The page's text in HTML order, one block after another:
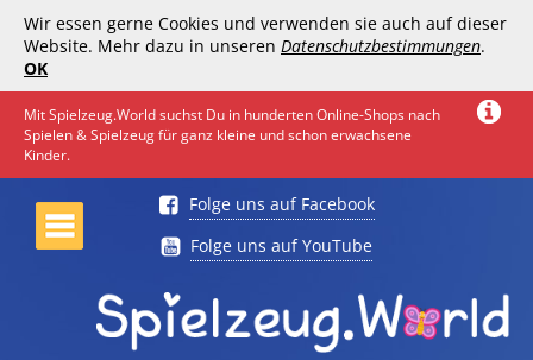
Wir essen gerne Cookies und verwenden sie auch auf dieser
Website. Mehr dazu in unseren Datenschutzbestimmungen.
OK
Mit Spielzeug.World suchst Du in hunderten Online-Shops nach
Spielen & Spielzeug für ganz kleine und schon erwachsene
Kinder.
Folge uns auf Facebook
Folge uns auf YouTube